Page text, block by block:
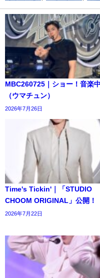
MBC260725｜ショー！音楽
（ウマチュン）
2026年7月26日
Time's Tickin'｜「STUDIO
CHOOM ORIGINAL」公開！
2026年7月22日